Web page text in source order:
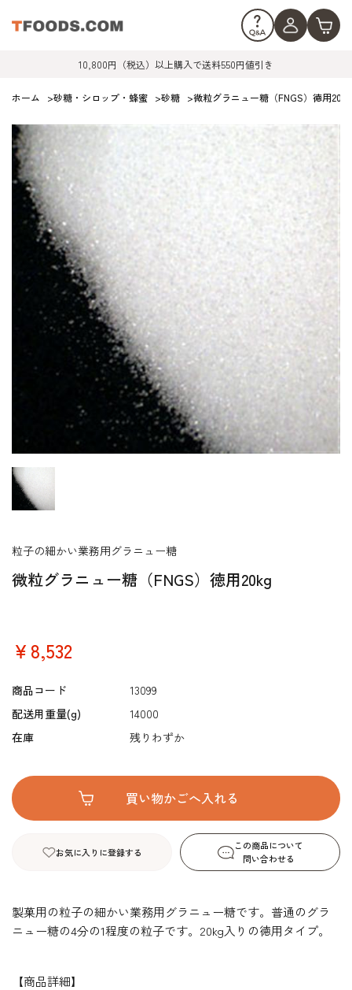
10,800円（税込）以上購入で送料550円値引き
ホーム >砂糖・シロップ・蜂蜜 >砂糖 >微粒グラニュー糖（FNGS）徳用20kg
微粒グラニュー糖（FNGS）徳用20kg
粒子の細かい業務用グラニュー糖
￥8,532
商品コード
13099
配送用重量(g)
14000
在庫
残りわずか
お気に入りに登録する
この商品について
問い合わせる
製菓用の粒子の細かい業務用グラニュー糖です。普通のグラ
ニュー糖の4分の1程度の粒子です。20kg入りの徳用タイプ。
【商品詳細】